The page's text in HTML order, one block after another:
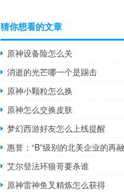
猜你想看的文章
原神设备险怎么关
消逝的光芒哪一个是踢击
原神小颗粒怎么换
原神怎么交换皮肤
梦幻西游好友怎么上线提醒
艾尔登法环狼哥要杀谁
原神雷神鱼叉精炼怎么获得